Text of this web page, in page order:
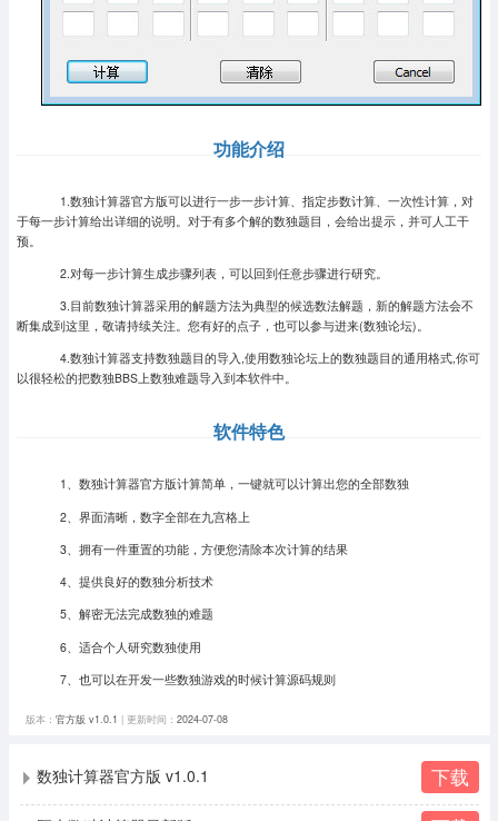
功能介绍
1.数独计算器官方版可以进行一步一步计算、指定步数计算、一次性计算，对
于每一步计算给出详细的说明。对于有多个解的数独题目，会给出提示，并可人工干
预。
2.对每一步计算生成步骤列表，可以回到任意步骤进行研究。
3.目前数独计算器采用的解题方法为典型的候选数法解题，新的解题方法会不
断集成到这里，敬请持续关注。您有好的点子，也可以参与进来(数独论坛)。
4.数独计算器支持数独题目的导入,使用数独论坛上的数独题目的通用格式,你可
以很轻松的把数独BBS上数独难题导入到本软件中。
软件特色
1、数独计算器官方版计算简单，一键就可以计算出您的全部数独
2、界面清晰，数字全部在九宫格上
3、拥有一件重置的功能，方便您清除本次计算的结果
4、提供良好的数独分析技术
5、解密无法完成数独的难题
6、适合个人研究数独使用
7、也可以在开发一些数独游戏的时候计算源码规则
版本： 官方版 v1.0.1 | 更新时间： 2024-07-08
数独计算器官方版 v1.0.1 下载